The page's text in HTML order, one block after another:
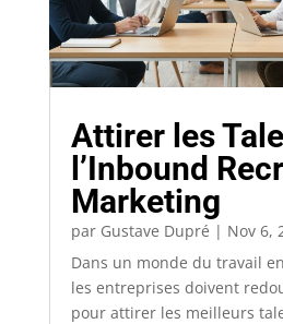
Attirer les
l’Inbound
Marketing
par Gustave Dupré | Nov 6,
Dans un monde du travail
les entreprises doivent
pour attirer les meilleurs